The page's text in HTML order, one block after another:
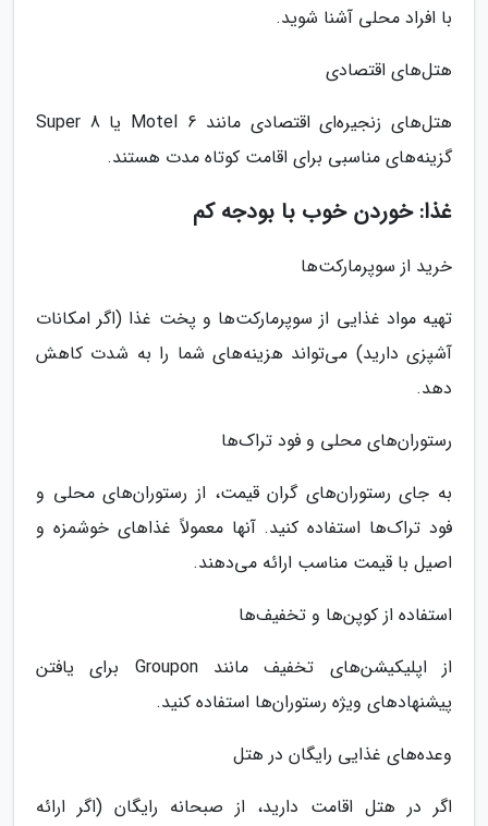
با افراد محلی آشنا شوید.
هتل‌های اقتصادی
هتل‌های زنجیره‌ای اقتصادی مانند Motel 6 یا Super 8
گزینه‌های مناسبی برای اقامت کوتاه مدت هستند.
غذا: خوردن خوب با بودجه کم
خرید از سوپرمارکت‌ها
تهیه مواد غذایی از سوپرمارکت‌ها و پخت غذا (اگر امکانات
آشپزی دارید) می‌تواند هزینه‌های شما را به شدت کاهش
دهد.
رستوران‌های محلی و فود تراک‌ها
به جای رستوران‌های گران قیمت، از رستوران‌های محلی و
فود تراک‌ها استفاده کنید. آنها معمولاً غذاهای خوشمزه و
اصیل با قیمت مناسب ارائه می‌دهند.
استفاده از کوپن‌ها و تخفیف‌ها
از اپلیکیشن‌های تخفیف مانند Groupon برای یافتن
پیشنهادهای ویژه رستوران‌ها استفاده کنید.
وعده‌های غذایی رایگان در هتل
اگر در هتل اقامت دارید، از صبحانه رایگان (اگر ارائه